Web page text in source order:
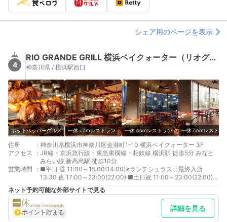
シェア用のページを表示
4
RIO GRANDE GRILL 横浜ベイクォーター（リオグランデグリル）
神奈川県 / 横浜駅西口
ホットペッパーグルメ 一休.comレストラン 一休.comレストラン 一休.comレストラ
住所 : 神奈川県横浜市神奈川区金港町1-10 横浜ベイクォーター 3F
アクセス
: JR線・京浜急行線・東急東横線・相鉄線 横浜駅 徒歩5分 みなと
みらい線 新高島駅 徒歩10分
営業時間
: ■平日 昼 11:00～15:00(14:00)※ランチシュラスコ最終入店
13:30 夜 17:00～23:00(22:00) ■土日祝 11:00～23:00(22:00) ※
ランチ最終入店15:00 ※ディナー 16:00～
ネット予約可能な外部サイトで見る
ポイント貯まる 詳細を見る